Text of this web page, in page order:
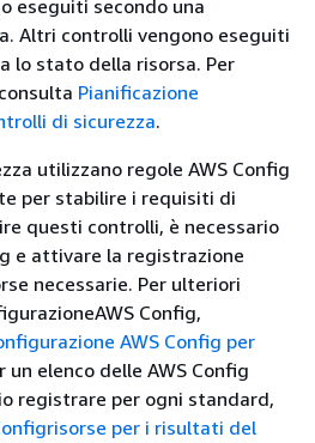
eseguiti secondo una
Altri controlli vengono eseguiti
lo stato della risorsa. Per
Pianificazione
di sicurezza.
utilizzano regole AWS Config
per stabilire i requisiti di
questi controlli, è necessario
e attivare la registrazione
necessarie. Per ulteriori
Config,
AWS Config per
un elenco delle AWS Config
registrare per ogni standard,
per i risultati del